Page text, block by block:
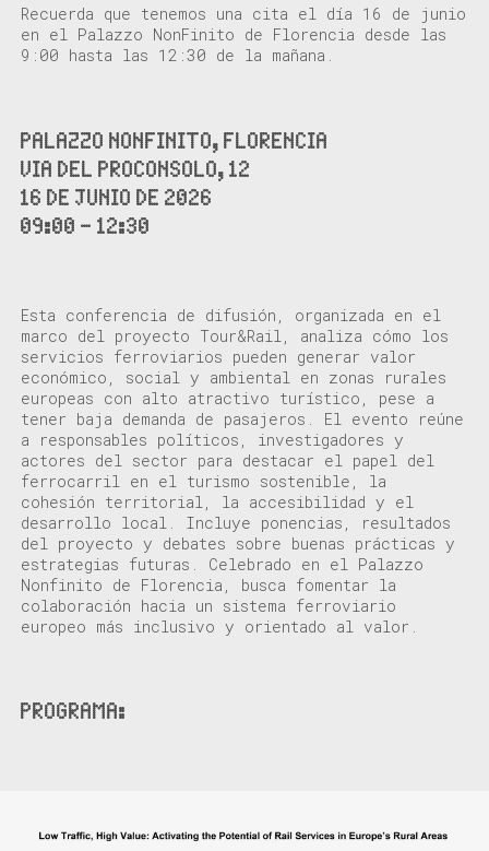
Recuerda que tenemos una cita el día 16 de junio
en el Palazzo NonFinito de Florencia desde las
9:00 hasta las 12:30 de la mañana.
PALAZZO NONFINITO, FLORENCIA
VIA DEL PROCONSOLO, 12
16 DE JUNIO DE 2026
09:00 – 12:30
Esta conferencia de difusión, organizada en el
marco del proyecto Tour&Rail, analiza cómo los
servicios ferroviarios pueden generar valor
económico, social y ambiental en zonas rurales
europeas con alto atractivo turístico, pese a
tener baja demanda de pasajeros. El evento reúne
a responsables políticos, investigadores y
actores del sector para destacar el papel del
ferrocarril en el turismo sostenible, la
cohesión territorial, la accesibilidad y el
desarrollo local. Incluye ponencias, resultados
del proyecto y debates sobre buenas prácticas y
estrategias futuras. Celebrado en el Palazzo
Nonfinito de Florencia, busca fomentar la
colaboración hacia un sistema ferroviario
europeo más inclusivo y orientado al valor.
PROGRAMA: